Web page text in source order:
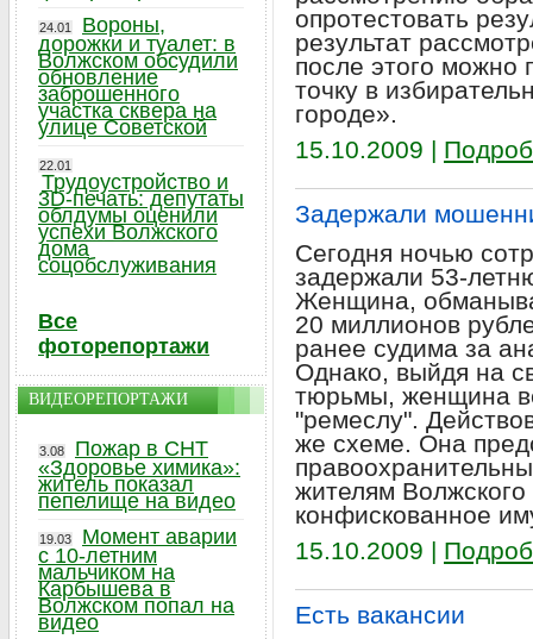
опротестовать
результат
после этого можно
точку в
городе».
15.10.2009 |
Задержали
Сегодня ночью
задержали 53-
Женщина,
20 миллионов
ранее судима за
Однако, выйдя на
тюрьмы, женщина
"ремеслу".
же схеме. Она
жителям
конфискованное
15.10.2009 |
Есть вакансии
24.01
Вороны,
дорожки и туалет: в
Волжском обсудили
обновление
заброшенного
участка сквера на
улице Советской
22.01
Трудоустройство и
3D-печать: депутаты
облдумы оценили
успехи Волжского
дома
соцобслуживания
Все
фоторепортажи
ВИДЕОРЕПОРТАЖИ
3.08
Пожар в СНТ
«Здоровье химика»:
житель показал
пепелище на видео
19.03
Момент аварии
с 10-летним
мальчиком на
Карбышева в
Волжском попал на
видео